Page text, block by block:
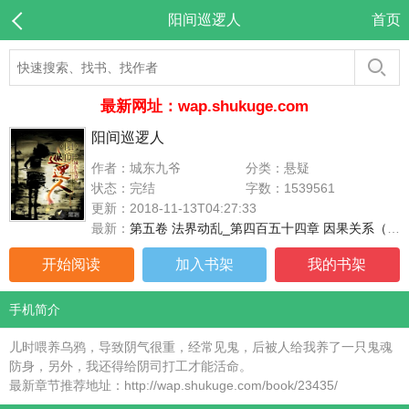
阳间巡逻人 首页
最新网址：wap.shukuge.com
阳间巡逻人
作者：城东九爷
分类：悬疑
状态：完结
字数：1539561
更新：2018-11-13T04:27:33
最新： 第五卷 法界动乱_第四百五十四章 因果关系（大结局）
开始阅读 加入书架 我的书架
手机简介
儿时喂养乌鸦，导致阴气很重，经常见鬼，后被人给我养了一只鬼魂
防身，另外，我还得给阴司打工才能活命。
最新章节推荐地址：http://wap.shukuge.com/book/23435/